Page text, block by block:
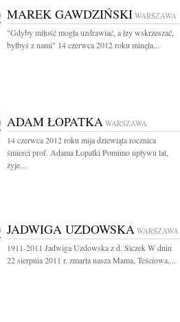
MAREK GAWDZIŃSKI WARSZAWA
"Gdyby miłość mogła uzdrawiać, a łzy wskrzeszać,
byłbyś z nami" 14 czerwca 2012 roku minęła...
ADAM ŁOPATKA WARSZAWA
14 czerwca 2012 roku mija dziewiąta rocznica
śmierci prof. Adama Łopatki Pomimo upływu lat,
żyje...
JADWIGA UZDOWSKA WARSZAWA
1911-2011 Jadwiga Uzdowska z d. Siczek W dniu
22 sierpnia 2011 r. zmarła nasza Mama, Teściowa,...